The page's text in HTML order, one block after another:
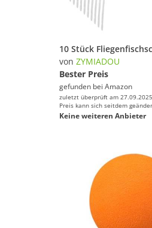
von ZYMIADOU
Bester Preis
gefunden bei Amazon
zuletzt überprüft am
Preis kann sich seitdem
Keine weiteren Anbieter